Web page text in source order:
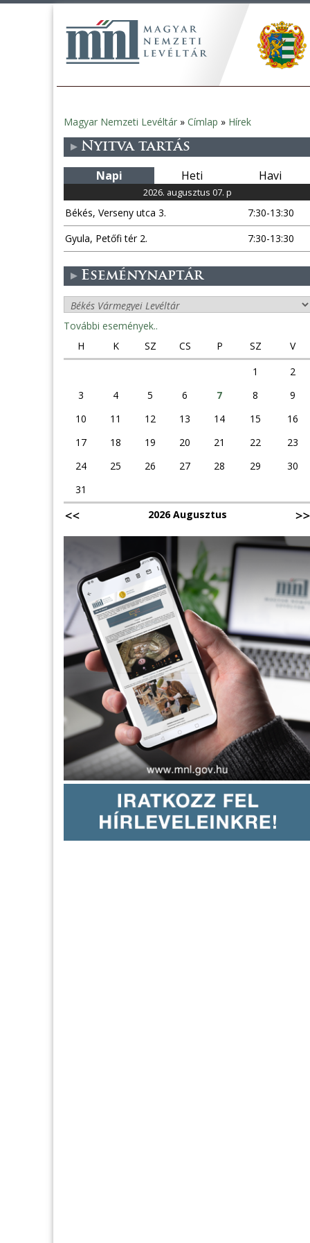
Jelenlegi
hely
Magyar Nemzeti Levéltár » Címlap » Hírek
Nyitva tartás
Napi Heti Havi
2026. augusztus 07. p
Békés, Verseny utca 3.
7:30-13:30
Gyula, Petőfi tér 2.
7:30-13:30
Eseménynaptár
További események..
H
K SZ CS P SZ
V
1
2
3
4 5 6 7 8
9
10
11 12 13 14 15
16
17
18 19 20 21 22
23
24
25 26 27 28 29
30
31
2026 Augusztus